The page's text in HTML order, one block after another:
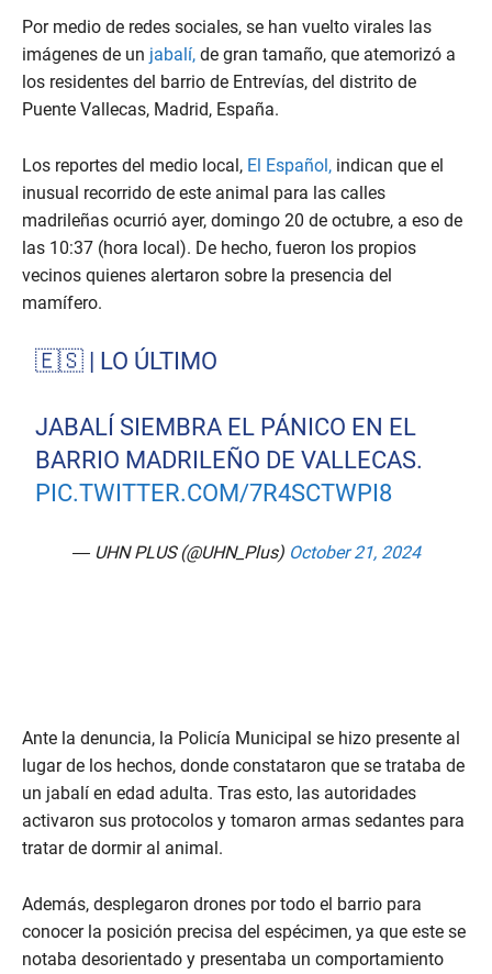
Por medio de redes sociales, se han vuelto virales las
imágenes de un jabalí, de gran tamaño, que atemorizó a
los residentes del barrio de Entrevías, del distrito de
Puente Vallecas, Madrid, España.
Los reportes del medio local, El Español, indican que el
inusual recorrido de este animal para las calles
madrileñas ocurrió ayer, domingo 20 de octubre, a eso de
las 10:37 (hora local). De hecho, fueron los propios
vecinos quienes alertaron sobre la presencia del
mamífero.
🇪🇸 | LO ÚLTIMO
JABALÍ SIEMBRA EL PÁNICO EN EL
BARRIO MADRILEÑO DE VALLECAS.
PIC.TWITTER.COM/7R4SCTWPI8
— UHN PLUS (@UHN_Plus) October 21, 2024
Ante la denuncia, la Policía Municipal se hizo presente al
lugar de los hechos, donde constataron que se trataba de
un jabalí en edad adulta. Tras esto, las autoridades
activaron sus protocolos y tomaron armas sedantes para
tratar de dormir al animal.
Además, desplegaron drones por todo el barrio para
conocer la posición precisa del espécimen, ya que este se
notaba desorientado y presentaba un comportamiento